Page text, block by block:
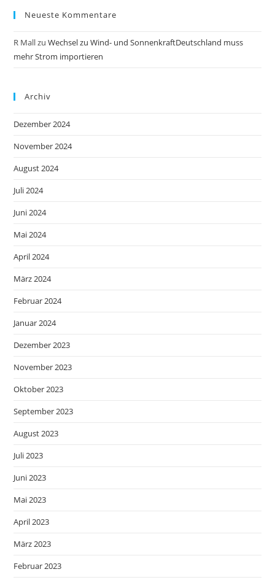
Neueste Kommentare
R MallzuWechsel zu Wind- und SonnenkraftDeutschland muss
mehr Strom importieren
Archiv
Dezember 2024
November 2024
August 2024
Juli 2024
Juni 2024
Mai 2024
April 2024
März 2024
Februar 2024
Januar 2024
Dezember 2023
November 2023
Oktober 2023
September 2023
August 2023
Juli 2023
Juni 2023
Mai 2023
April 2023
März 2023
Februar 2023